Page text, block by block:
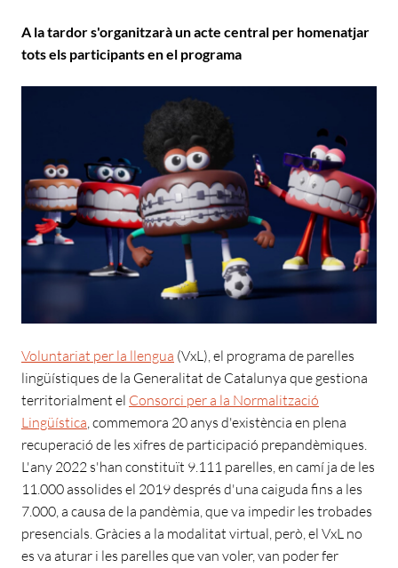
A la tardor s'organitzarà un acte central per homenatjar
tots els participants en el programa
Voluntariat per la llengua (VxL), el programa de parelles
lingüístiques de la Generalitat de Catalunya que gestiona
territorialment el Consorci per a la Normalització
Lingüística, commemora 20 anys d'existència en plena
recuperació de les xifres de participació prepandèmiques.
L'any 2022 s'han constituït 9.111 parelles, en camí ja de les
11.000 assolides el 2019 després d'una caiguda fins a les
7.000, a causa de la pandèmia, que va impedir les trobades
presencials. Gràcies a la modalitat virtual, però, el VxL no
es va aturar i les parelles que van voler, van poder fer